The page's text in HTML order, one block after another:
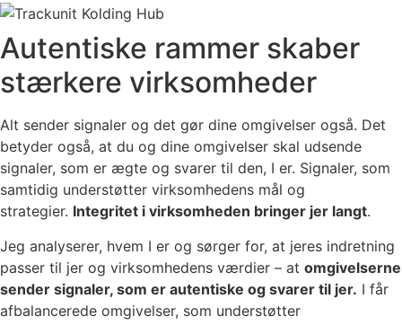
Autentiske rammer skaber
stærkere virksomheder
Alt sender signaler og det gør dine omgivelser også. Det
betyder også, at du og dine omgivelser skal udsende
signaler, som er ægte og svarer til den, I er. Signaler, som
samtidig understøtter virksomhedens mål og
strategier. Integritet i virksomheden bringer jer langt.
Jeg analyserer, hvem I er og sørger for, at jeres indretning
passer til jer og virksomhedens værdier – at omgivelserne
sender signaler, som er autentiske og svarer til jer. I får
afbalancerede omgivelser, som understøtter